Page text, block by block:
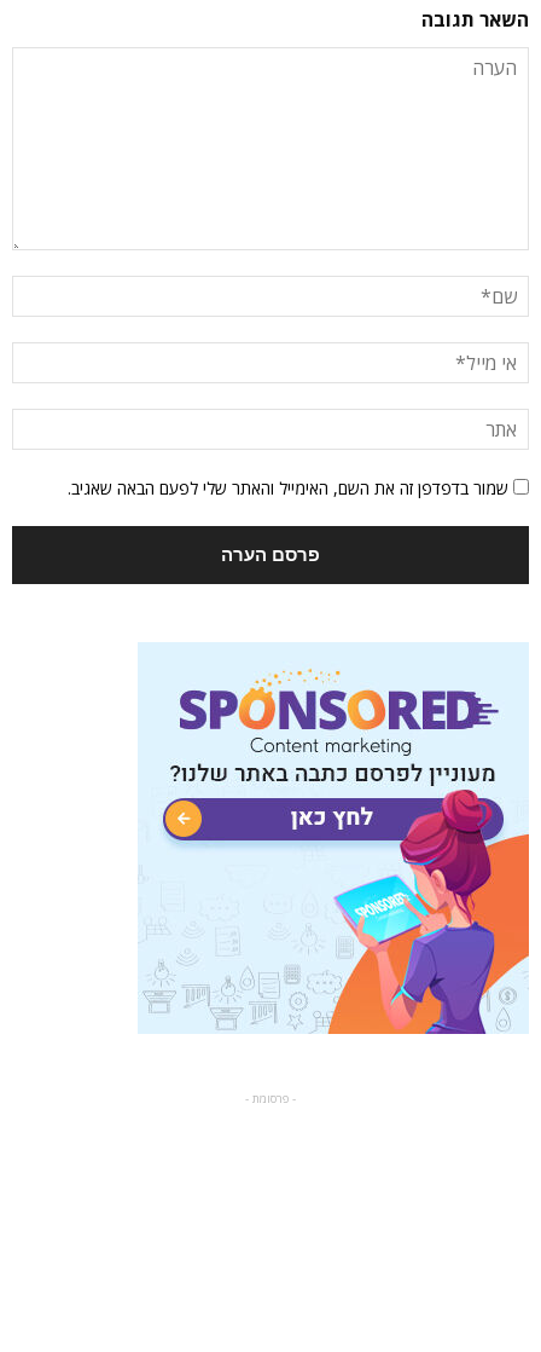
השאר תגובה
שמור בדפדפן זה את השם, האימייל והאתר שלי לפעם הבאה שאגיב.
- פרסומת -